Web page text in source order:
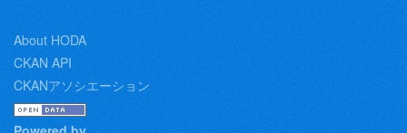
About HODA
CKAN API
CKANアソシエーション